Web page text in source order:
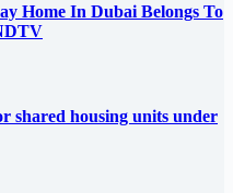
Home In Dubai Belongs To
shared housing units under